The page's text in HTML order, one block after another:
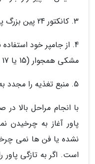
3. کانکتور 24 پین بزرگ پاور را از مادربورد قطع کنید.
مشکی همجوار (15 یا 17 پین) متصل کنید.
5. منبع تغذیه را مجدد به پریز برق متصل کنید.
با انجام مراحل بالا
پاور آغاز به چرخیدن
نشده یا فن ها نمی
است. اگر به تازگی پاور